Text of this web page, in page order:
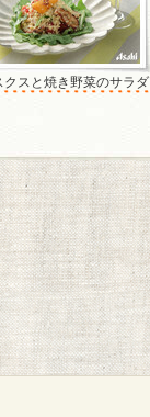
クスと焼き野菜のサラダ